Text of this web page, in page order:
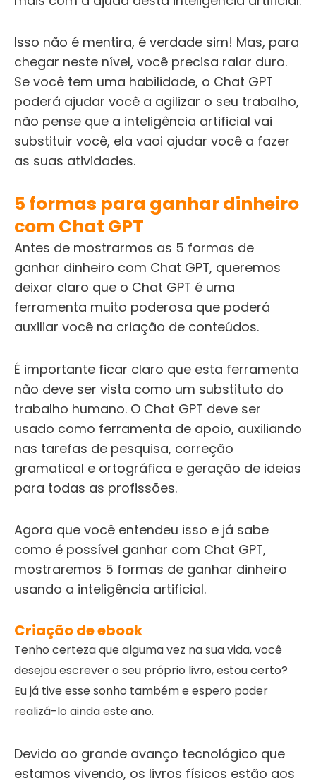
Isso não é mentira, é verdade sim! Mas, para
chegar neste nível, você precisa ralar duro.
Se você tem uma habilidade, o Chat GPT
poderá ajudar você a agilizar o seu trabalho,
não pense que a inteligência artificial vai
substituir você, ela vaoi ajudar você a fazer
as suas atividades.
5 formas para ganhar dinheiro
com Chat GPT
Antes de mostrarmos as 5 formas de
ganhar dinheiro com Chat GPT, queremos
deixar claro que o Chat GPT é uma
ferramenta muito poderosa que poderá
auxiliar você na criação de conteúdos.
É importante ficar claro que esta ferramenta
não deve ser vista como um substituto do
trabalho humano. O Chat GPT deve ser
usado como ferramenta de apoio, auxiliando
nas tarefas de pesquisa, correção
gramatical e ortográfica e geração de ideias
para todas as profissões.
Agora que você entendeu isso e já sabe
como é possível ganhar com Chat GPT,
mostraremos 5 formas de ganhar dinheiro
usando a inteligência artificial.
Criação de ebook
Tenho certeza que alguma vez na sua vida, você
desejou escrever o seu próprio livro, estou certo?
Eu já tive esse sonho também e espero poder
realizá-lo ainda este ano.
Devido ao grande avanço tecnológico que
estamos vivendo, os livros físicos estão aos